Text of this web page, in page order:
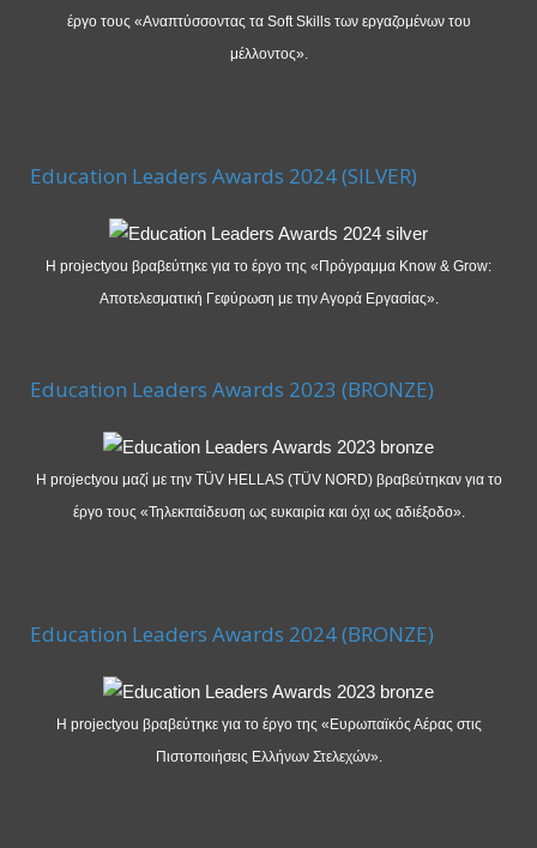
έργο τους «Αναπτύσσοντας τα Soft Skills των εργαζομένων του
μέλλοντος».
Education Leaders Awards 2024 (SILVER)
Η projectyou βραβεύτηκε για το έργο της «Πρόγραμμα Know & Grow:
Αποτελεσματική Γεφύρωση με την Αγορά Εργασίας».
Education Leaders Awards 2023 (BRONZE)
Η projectyou μαζί με την TÜV HELLAS (TÜV NORD) βραβεύτηκαν για το
έργο τους «Τηλεκπαίδευση ως ευκαιρία και όχι ως αδιέξοδο».
Education Leaders Awards 2024 (BRONZE)
Η projectyou βραβεύτηκε για το έργο της «Ευρωπαϊκός Αέρας στις
Πιστοποιήσεις Ελλήνων Στελεχών».